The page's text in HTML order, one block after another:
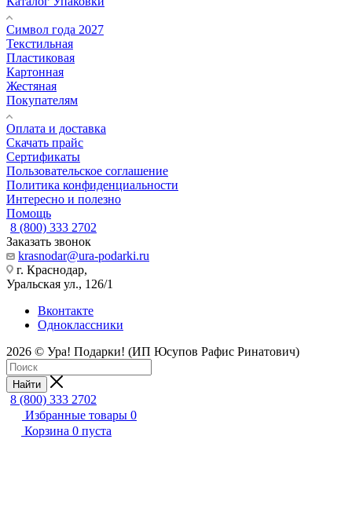
Символ года 2027
Текстильная
Пластиковая
Картонная
Жестяная
Покупателям
Оплата и доставка
Скачать прайс
Сертификаты
Пользовательское соглашение
Политика конфиденциальности
Интересно и полезно
Помощь
8 (800) 333 2702
Заказать звонок
krasnodar@ura-podarki.ru
г. Краснодар,
Уральская ул., 126/1
Вконтакте
Одноклассники
2026 © Ура! Подарки! (ИП Юсупов Рафис Ринатович)
Найти
8 (800) 333 2702
Избранные товары 0
Корзина 0 пуста